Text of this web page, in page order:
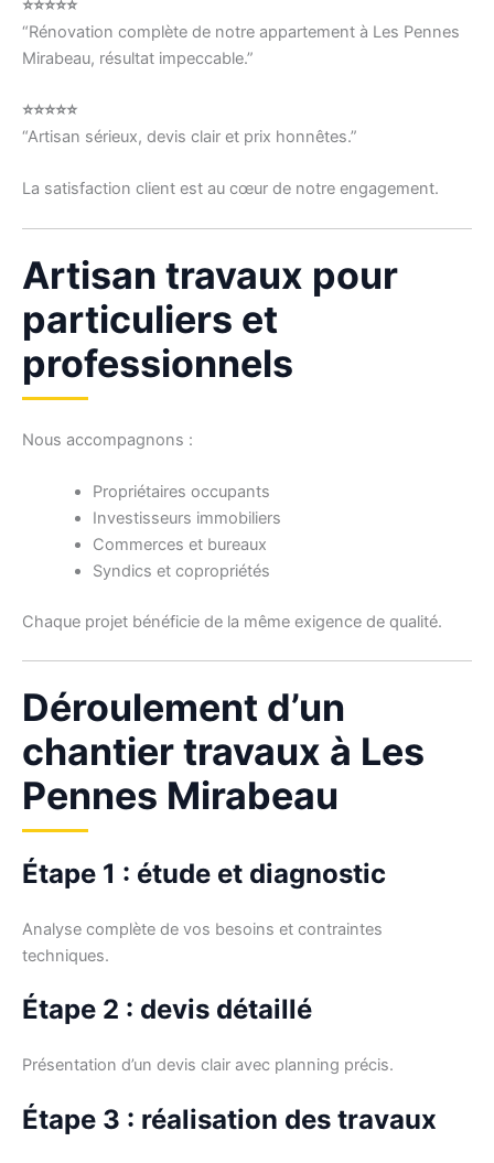
⭐⭐⭐⭐⭐
“Rénovation complète de notre appartement à Les Pennes
Mirabeau, résultat impeccable.”
⭐⭐⭐⭐⭐
“Artisan sérieux, devis clair et prix honnêtes.”
La satisfaction client est au cœur de notre engagement.
Artisan travaux pour
particuliers et
professionnels
Nous accompagnons :
Propriétaires occupants
Investisseurs immobiliers
Commerces et bureaux
Syndics et copropriétés
Chaque projet bénéficie de la même exigence de qualité.
Déroulement d’un
chantier travaux à Les
Pennes Mirabeau
Étape 1 : étude et diagnostic
Analyse complète de vos besoins et contraintes
techniques.
Étape 2 : devis détaillé
Présentation d’un devis clair avec planning précis.
Étape 3 : réalisation des travaux